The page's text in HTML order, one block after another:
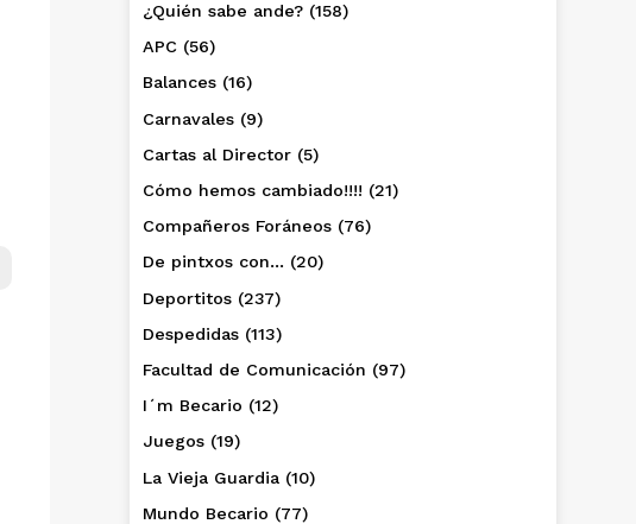
¿Quién sabe ande? (158)
APC (56)
Balances (16)
Carnavales (9)
Cartas al Director (5)
Cómo hemos cambiado!!!! (21)
Compañeros Foráneos (76)
De pintxos con… (20)
Deportitos (237)
Despedidas (113)
Facultad de Comunicación (97)
I´m Becario (12)
Juegos (19)
La Vieja Guardia (10)
Mundo Becario (77)